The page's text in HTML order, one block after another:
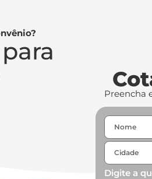
Preencha
Digite a